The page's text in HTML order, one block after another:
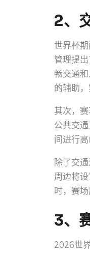
2、
世界杯
管理提
畅交通
的辅助
其次，
公共交
间进行
除了交
周边将
时，赛
3、
2026世